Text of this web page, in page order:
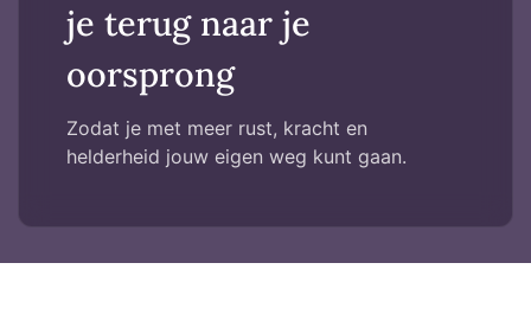
je terug naar je
oorsprong
Zodat je met meer rust, kracht en
helderheid jouw eigen weg kunt gaan.